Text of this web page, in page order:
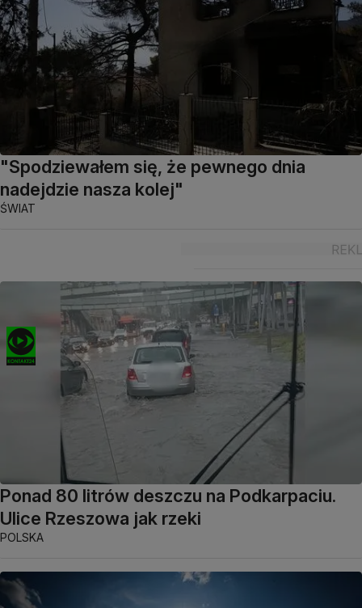
"Spodziewałem się, że pewnego dnia
nadejdzie nasza kolej"
ŚWIAT
Ponad 80 litrów deszczu na Podkarpaciu.
Ulice Rzeszowa jak rzeki
POLSKA